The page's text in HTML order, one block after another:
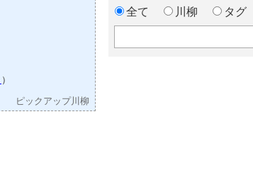
）
ピックアップ川柳
全て 川柳 タグ